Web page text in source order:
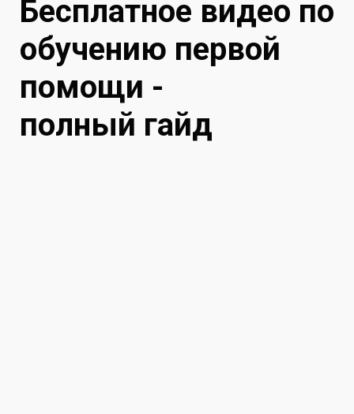
Бесплатное видео по
обучению первой
помощи -
полный гайд